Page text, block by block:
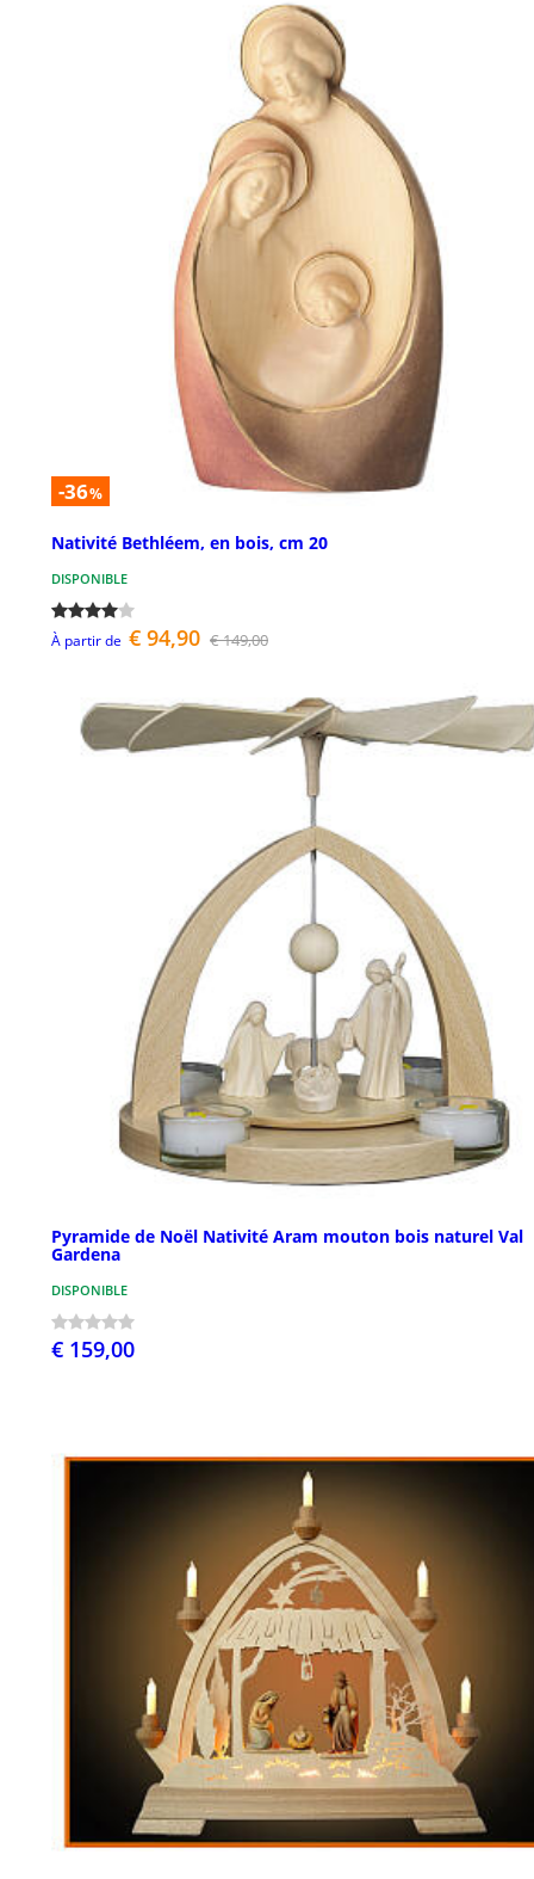
-36%
Nativité Bethléem, en bois, cm 20
DISPONIBLE
À partir de € 94,90 € 149,00
Pyramide de Noël Nativité Aram mouton bois naturel Val
Gardena
DISPONIBLE
€ 159,00